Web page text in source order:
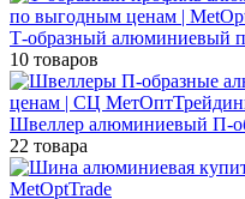
Т-образный алюминиевый
10 товаров
Швеллер алюминиевый П-
22 товара